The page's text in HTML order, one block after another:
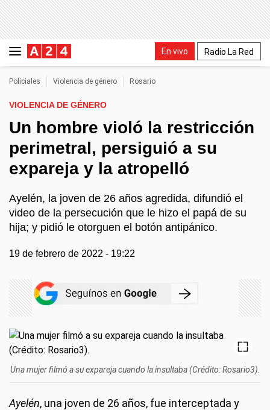
En vivo Radio La Red
Policiales Violencia de género Rosario
VIOLENCIA DE GÉNERO
Un hombre violó la restricción
perimetral, persiguió a su
expareja y la atropelló
Ayelén, la joven de 26 años agredida, difundió el
video de la persecución que le hizo el papá de su
hija; y pidió le otorguen el botón antipánico.
19 de febrero de 2022 - 19:22
Una mujer filmó a su expareja cuando la insultaba (Crédito: Rosario3).
Ayelén, una joven de 26 años, fue interceptada y